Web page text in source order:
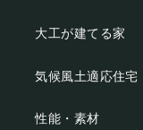
大工が建てる家
気候風土適応住宅
性能・素材